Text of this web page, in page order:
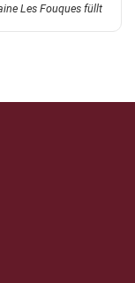
Les Fouques füllt